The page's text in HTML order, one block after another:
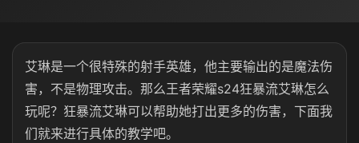
艾琳是一个很特殊的射手英雄，他主要输出的是魔法伤
害，不是物理攻击。那么王者荣耀s24狂暴流艾琳怎么
玩呢？狂暴流艾琳可以帮助她打出更多的伤害，下面我
们就来进行具体的教学吧。